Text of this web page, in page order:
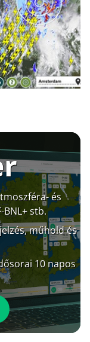
és
BNL+ stb.
műhold és
10 napos